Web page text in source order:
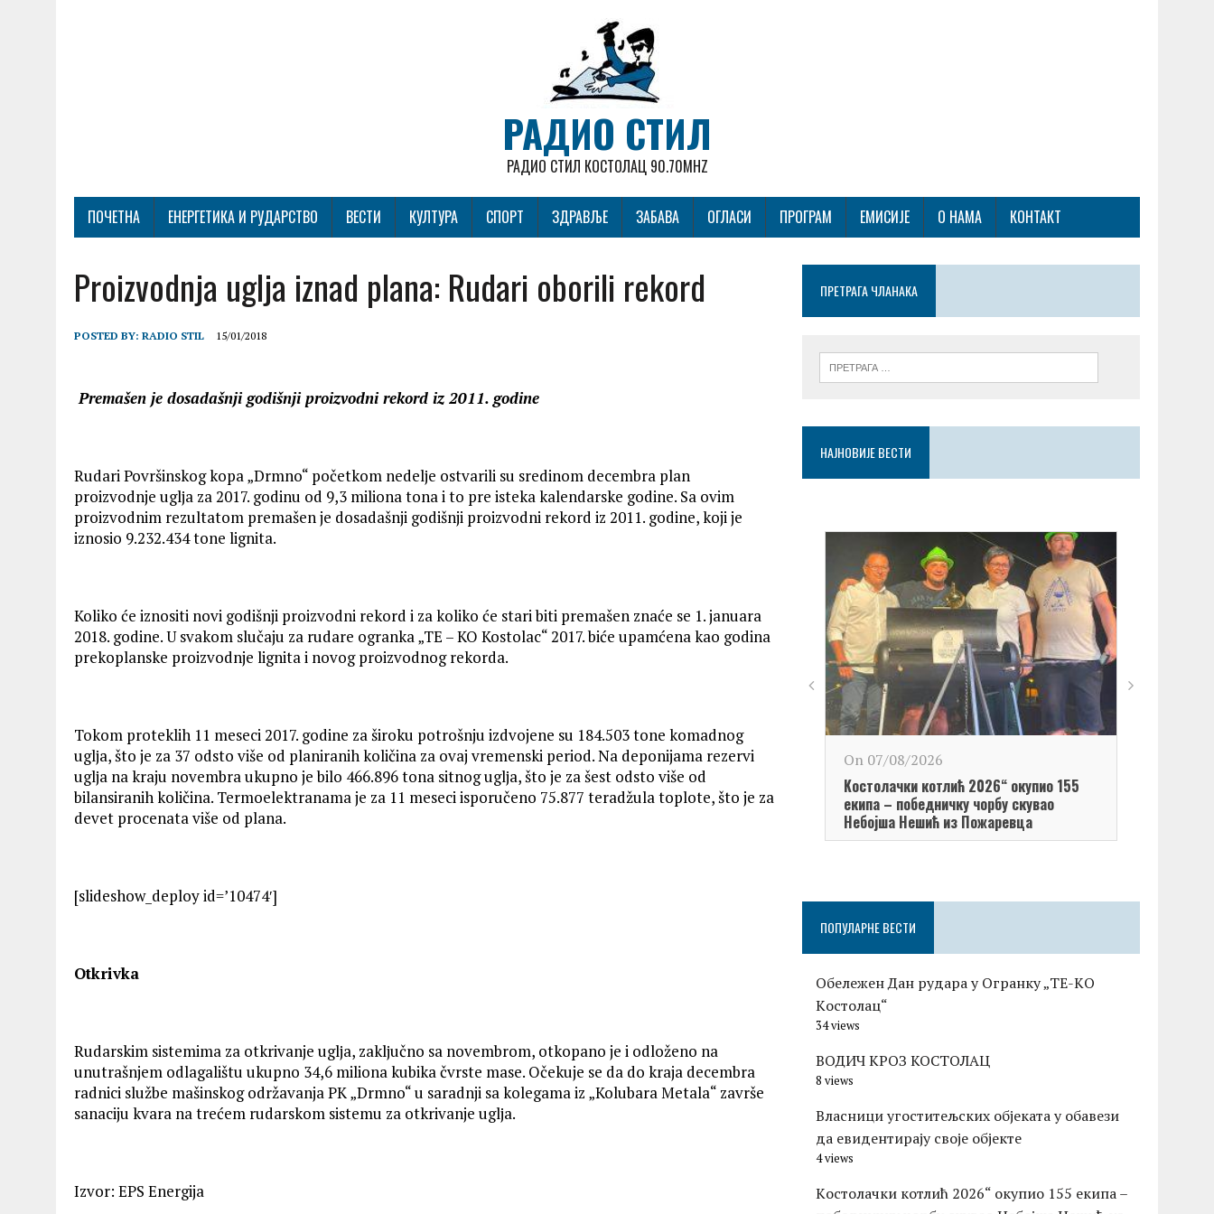
РАДИО СТИЛ
РАДИО СТИЛ КОСТОЛАЦ 90.70MHZ
ПОЧЕТНА ЕНЕРГЕТИКА И РУДАРСТВО ВЕСТИ КУЛТУРА СПОРТ ЗДРАВЉЕ ЗАБАВА ОГЛАСИ ПРОГРАМ ЕМИСИЈЕ О НАМА КОНТАКТ
Proizvodnja uglјa iznad plana: Rudari oborili rekord
POSTED BY: RADIO STIL 15/01/2018
Premašen je dosadašnji godišnji proizvodni rekord iz 2011. godine
Rudari Površinskog kopa „Drmno“ početkom nedelјe ostvarili su sredinom decembra plan
proizvodnje uglјa za 2017. godinu od 9,3 miliona tona i to pre isteka kalendarske godine. Sa ovim
proizvodnim rezultatom premašen je dosadašnji godišnji proizvodni rekord iz 2011. godine, koji je
iznosio 9.232.434 tone lignita.
Koliko će iznositi novi godišnji proizvodni rekord i za koliko će stari biti premašen znaće se 1. januara
2018. godine. U svakom slučaju za rudare ogranka „TE – KO Kostolac“ 2017. biće upamćena kao godina
prekoplanske proizvodnje lignita i novog proizvodnog rekorda.
Tokom proteklih 11 meseci 2017. godine za široku potrošnju izdvojene su 184.503 tone komadnog
uglјa, što je za 37 odsto više od planiranih količina za ovaj vremenski period. Na deponijama rezervi
uglјa na kraju novembra ukupno je bilo 466.896 tona sitnog uglјa, što je za šest odsto više od
bilansiranih količina. Termoelektranama je za 11 meseci isporučeno 75.877 teradžula toplote, što je za
devet procenata više od plana.
[slideshow_deploy id=’10474′]
Otkrivka
Rudarskim sistemima za otkrivanje uglјa, zaklјučno sa novembrom, otkopano je i odloženo na
unutrašnjem odlagalištu ukupno 34,6 miliona kubika čvrste mase. Očekuje se da do kraja decembra
radnici službe mašinskog održavanja PK „Drmno“ u saradnji sa kolegama iz „Kolubara Metala“ završe
sanaciju kvara na trećem rudarskom sistemu za otkrivanje uglјa.
Izvor: EPS Energija
ПРЕТРАГА ЧЛАНАКА
НАЈНОВИЈЕ ВЕСТИ
On 07/08/2026
Kостолачки котлић 2026“ окупио 155
екипа – победничку чорбу скувао
Небојша Нешић из Пожаревца
ПОПУЛАРНЕ ВЕСТИ
Обележен Дан рудара у Огранку „ТЕ-KО
Kостолац“
34 views
ВОДИЧ КРОЗ КОСТОЛАЦ
8 views
Власници угоститељских објеката у обавези
да евидентирају своје објекте
4 views
Kостолачки котлић 2026“ окупио 155 екипа –